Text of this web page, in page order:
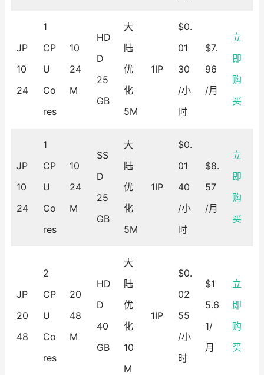
JP
10
24
1
CP
U
Co
res
10
24
M
HD
D
25
GB
大
陆
优
化
5M
1IP
$0.
01
30
/小
时
$7.
96
/月
立
即
购
买
JP
10
24
1
CP
U
Co
res
10
24
M
SS
D
25
GB
大
陆
优
化
5M
1IP
$0.
01
40
/小
时
$8.
57
/月
立
即
购
买
JP
20
48
2
CP
U
Co
res
20
48
M
HD
D
40
GB
大
陆
优
化
10
M
1IP
$0.
02
55
/小
时
$1
5.6
1/
月
立
即
购
买